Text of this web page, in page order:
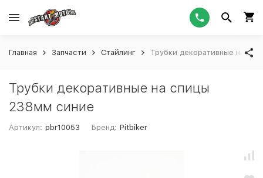
Главная Запчасти Стайлинг Трубки декоративные на
Трубки декоративные на спицы
238мм синие
Артикул: pbr10053 Бренд: Pitbiker